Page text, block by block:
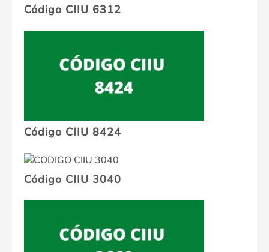
Código CIIU 6312
Código CIIU 8424
Código CIIU 3040